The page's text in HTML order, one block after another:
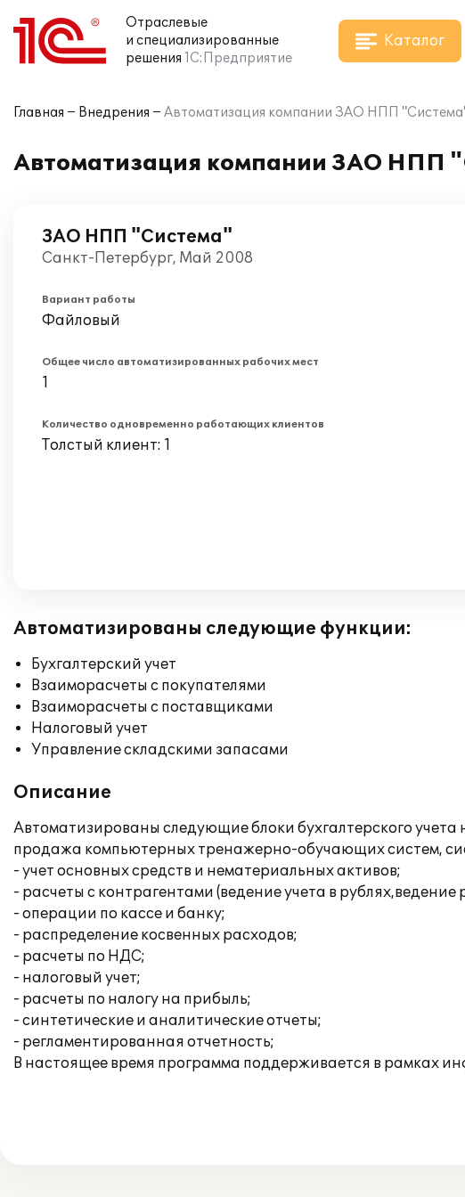
Отраслевые
и специализированные
решения 1С:Предприятие
Каталог
Главная Внедрения Автоматизация компании ЗАО НПП
Автоматизация компании ЗАО НПП
ЗАО НПП "Система"
Санкт-Петербург, Май 2008
Вариант работы
Файловый
Общее число автоматизированных рабочих мест
1
Количество одновременно работающих клиентов
Толстый клиент: 1
Автоматизированы следующие функции:
Бухгалтерский учет
Взаиморасчеты с покупателями
Взаиморасчеты с поставщиками
Налоговый учет
Управление складскими запасами
Описание
Автоматизированы следующие блоки бухгалтерского
продажа компьютерных тренажерно-обучающих систем,
- учет основных средств и нематериальных активов;
- расчеты с контрагентами (ведение учета в
- операции по кассе и банку;
- распределение косвенных расходов;
- расчеты по НДС;
- налоговый учет;
- расчеты по налогу на прибыль;
- синтетические и аналитические отчеты;
- регламентированная отчетность;
В настоящее время программа поддерживается в рамках